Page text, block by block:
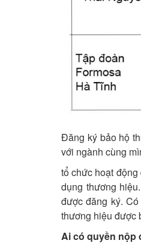
Đăng ký bảo hộ
với ngành cùng
tổ chức hoạt
dụng thương
được đăng ký.
thương hiệu được
Ai có quyền nộp